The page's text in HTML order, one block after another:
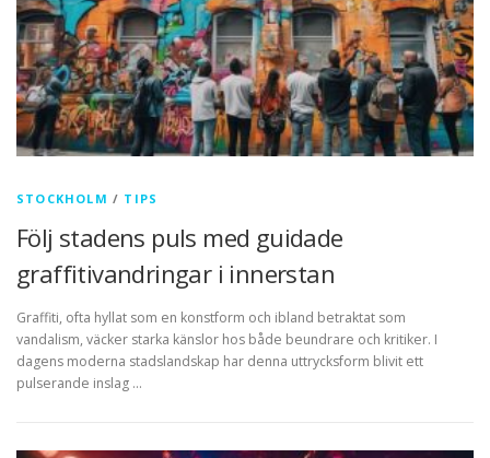
STOCKHOLM / TIPS
Följ stadens puls med guidade
graffitivandringar i innerstan
Graffiti, ofta hyllat som en konstform och ibland betraktat som
vandalism, väcker starka känslor hos både beundrare och kritiker. I
dagens moderna stadslandskap har denna uttrycksform blivit ett
pulserande inslag …